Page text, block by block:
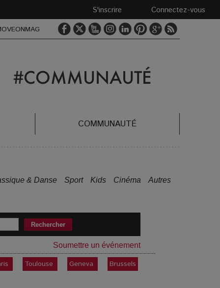
Connectez-vous
S'inscrire
COMMUNAUTÉ
& Danse Sport Kids Cinéma Autres
Soumettre un événement
Toulouse Geneva Brussels